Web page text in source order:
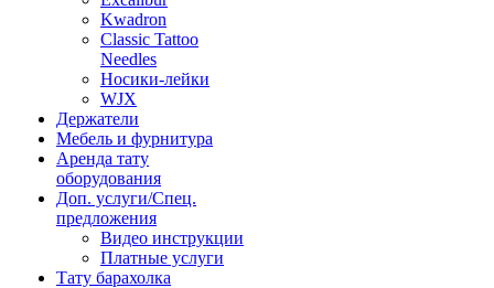
Kwadron
Classic Tattoo
Needles
Носики-лейки
WJX
Держатели
Мебель и фурнитура
Аренда тату
оборудования
Доп. услуги/Спец.
предложения
Видео инструкции
Платные услуги
Тату барахолка